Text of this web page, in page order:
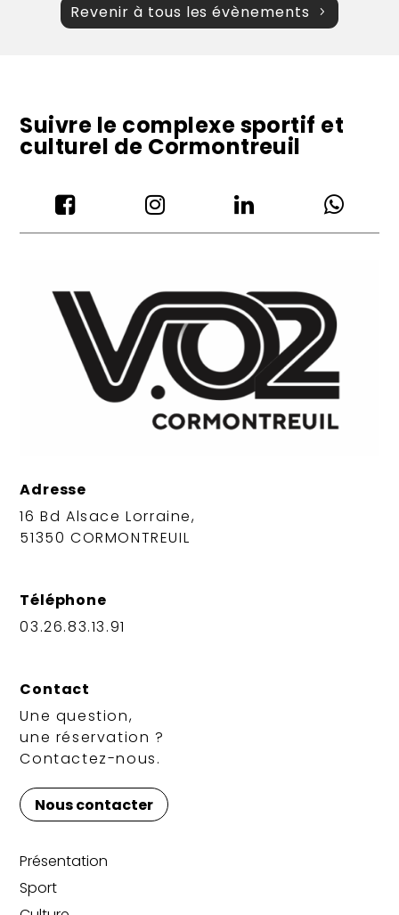
Revenir à tous les évènements
Suivre le complexe sportif et
culturel de Cormontreuil
   
Adresse
16 Bd Alsace Lorraine,
51350 CORMONTREUIL
Téléphone
03.26.83.13.91
Contact
Une question,
une réservation ?
Contactez-nous.
Nous contacter
Présentation
Sport